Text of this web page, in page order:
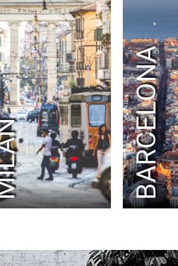
RAD
RALPH LAUREN
RED BULL
REEBOK
REPOSSI
RMC SPORT
ROCHAS
ROLEX PARIS MASTER
RTL2
SAINT LAURENT
SATELLITE PARIS
SAVOIR FAIRE
SECOURS ISLAMIQUE FRANCE
SELECTOUR
SEPHORA
SÉZANE
SHAZAM
SMART
SNIPES
SOBIESKI
SODASTREAM
STRAVA
SURCOUF
BARCELONA